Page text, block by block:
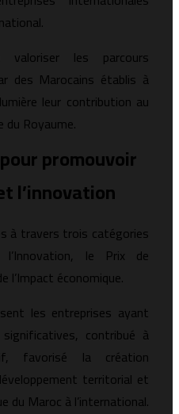
les parcours
des Marocains établis à
leur contribution au
Royaume.
promouvoir
l’innovation
à travers trois catégories
le Prix de
l’Impact économique.
les entreprises ayant
contribué à
favorisé la création
territorial et
du Maroc à l’international.